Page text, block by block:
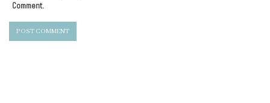
Comment.